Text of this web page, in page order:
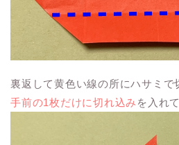
裏返して黄色い線の所にハサミで
手前の1枚だけに切れ込み を入れ